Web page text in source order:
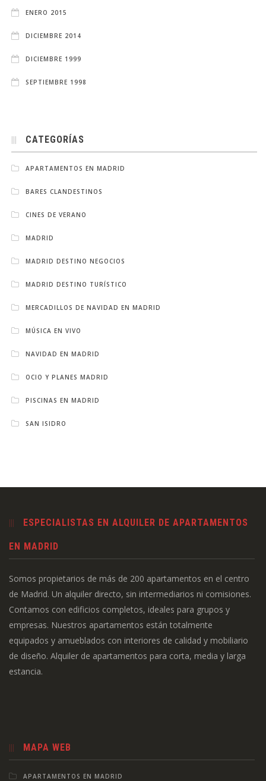
ENERO 2015
DICIEMBRE 2014
DICIEMBRE 1999
SEPTIEMBRE 1998
CATEGORÍAS
APARTAMENTOS EN MADRID
BARES CLANDESTINOS
CINES DE VERANO
MADRID
MADRID DESTINO NEGOCIOS
MADRID DESTINO TURÍSTICO
MERCADILLOS DE NAVIDAD EN MADRID
MÚSICA EN VIVO
NAVIDAD EN MADRID
OCIO Y PLANES MADRID
PISCINAS EN MADRID
SAN ISIDRO
ESPECIALISTAS EN ALQUILER DE APARTAMENTOS
EN MADRID
Somos propietarios de más de 200 apartamentos en el centro
de Madrid. Un alquiler directo, sin intermediarios ni comisiones.
Contamos con edificios completos, ideales para grupos y
empresas. Nuestros apartamentos están totalmente
equipados y amueblados con interiores de calidad y mobiliario
de diseño. Alquiler de apartamentos para corta, media y larga
estancia.
MAPA WEB
APARTAMENTOS EN MADRID